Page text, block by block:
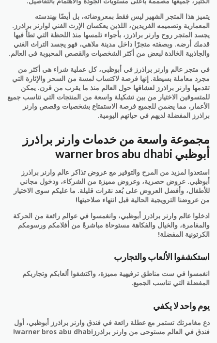
يتميز هذا المتجر الشهير ليس فقط بمعروضاته، بل أيضًا بهندسته
المعمارية وتصميمه الفريدين، اللذين يعكسان الإرث الفني لوارنر براذرز.
يجسد المتجر روح وارنر براذرز، بأجواء تلمسها منذ اللحظة التي تطأ فيها
قدمك أرضه. وبصفته متجرًا داخل مدينة ملاهي، فهو يجسد التراث الغني
والجاذبية الخالدة لبعض من أكثر الشخصيات والقصص المحبوبة في العالم.
في متجر عالم وارنر براذرز في أبوظبي، كل عملية شراء هي أكثر من
مجرد معاملة بسيطة. إنها فرصة لاكتساب لمسة من السحر والإثارة التي
تقدمها وارنر براذرز لعشاقها حول العالم منذ ما يقرب من قرن. يمكن
للمتسوقين الاختيار من بين تشكيلة واسعة من المنتجات التي تناسب جميع
الأعمار، مما يضمن للجميع فرصة الاستمتاع بشخصيات وقصص وارنر
براذرز المفضلة لديهم في حياتهم اليومية.
مجموعة واسعة من خدمات وارنر براذرز
أبوظبي warner bros abu dhabi
استعدوا لمزيد من المرح والتوفير مع عروض تذاكر عالم وارنر براذرز
أبوظبي. عروض حصرية، وعروض مميزة من الشركاء، ودخول مجاني
للأطفال، وأفضل العروض على بُعد نقرات قليلة. ما عليكم سوى الاختيار
من عروضنا الترويجية الحالية قبل انتهاء صلاحيتها!
ادخلوا عالم وارنر براذرز أبوظبي، وانغمسوا في عوالم رائعة من الحركة
والمغامرة، والخيال والفكاهة مستوحاة مباشرةً من أفلامكم ورسومكم
الكرتونية المفضلة!
استكشفوا الألعاب والتجارب
انغمسوا في ست مناطق ترفيهية مميزة، واكتشفوا ألعابكم وتجاربكم
المفضلة التي تناسب الجميع.
يوم واحد لا يكفي
دع مغامرتك تستمر مع عطلة رائعة في فندق وارنر براذرز أبوظبي، أول
فندق في العالم مستوحى من وارنر براذرزwarner bros abu dhabi!